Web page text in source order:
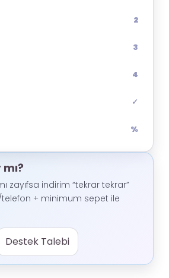
2
3
4
✓
%
zayıfsa indirim “tekrar tekrar”
telefon + minimum sepet ile
Destek Talebi